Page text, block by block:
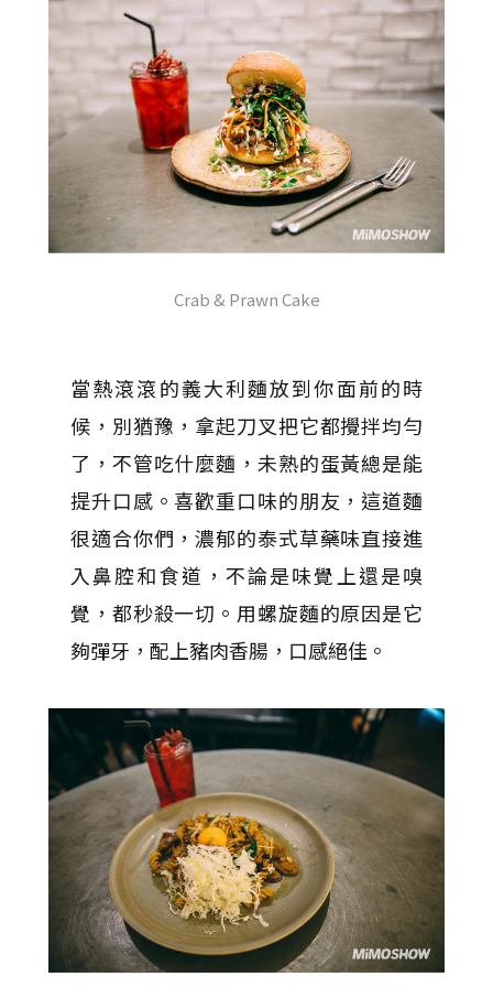
Crab & Prawn Cake
當熱滾滾的義大利麵放到你面前的時
候，別猶豫，拿起刀叉把它都攪拌均勻
了，不管吃什麼麵，未熟的蛋黃總是能
提升口感。喜歡重口味的朋友，這道麵
很適合你們，濃郁的泰式草藥味直接進
入鼻腔和食道，不論是味覺上還是嗅
覺，都秒殺一切。用螺旋麵的原因是它
夠彈牙，配上豬肉香腸，口感絕佳。